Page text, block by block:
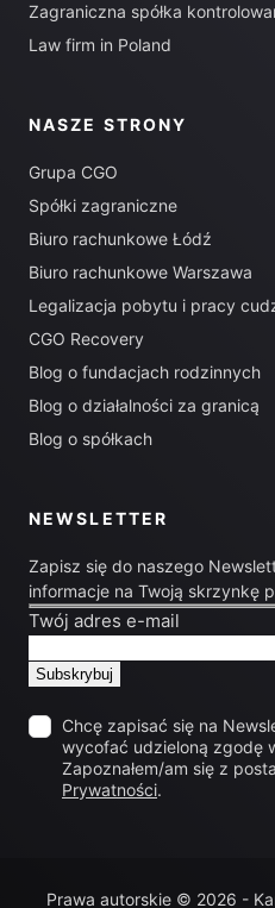
Zagraniczna spółka
Law firm in Poland
NASZE STRONY
Grupa CGO
Spółki zagraniczne
Biuro rachunkowe Łódź
Biuro rachunkowe Warszawa
Legalizacja pobytu i pracy
CGO Recovery
Blog o fundacjach rodzinnych
Blog o działalności za granicą
Blog o spółkach
NEWSLETTER
Zapisz się do naszego
informacje na Twoją skrzynkę
Twój adres e-mail
Chcę zapisać się na
wycofać udzieloną zgodę
Zapoznałem/am się z
Prywatności.
Prawa autorskie © 2026 -